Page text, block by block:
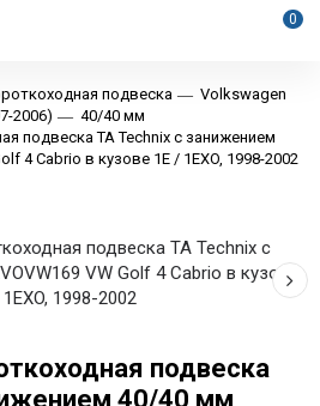
0
подвеска
Volkswagen
2006)
40/40 мм
подвеска TA Technix с занижением
4 Cabrio в кузове 1E / 1EXO, 1998-2002
подвеска
40/40 мм